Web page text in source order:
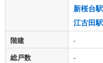
新桜台駅
江古田駅
階建
-
総戸数
-